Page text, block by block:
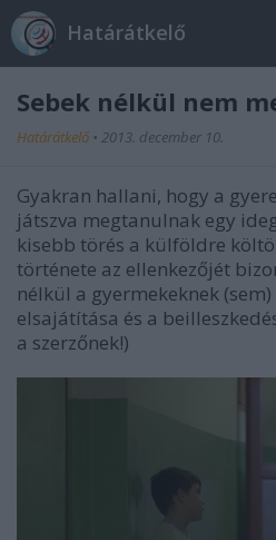
Határátkelő
Sebek nélkül nem
Határátkelő • 2013. december 10.
Gyakran hallani, hogy a
játszva megtanulnak egy
kisebb törés a külföldre
története az ellenkezőjét
nélkül a gyermekeknek
elsajátítása és a
a szerzőnek!)